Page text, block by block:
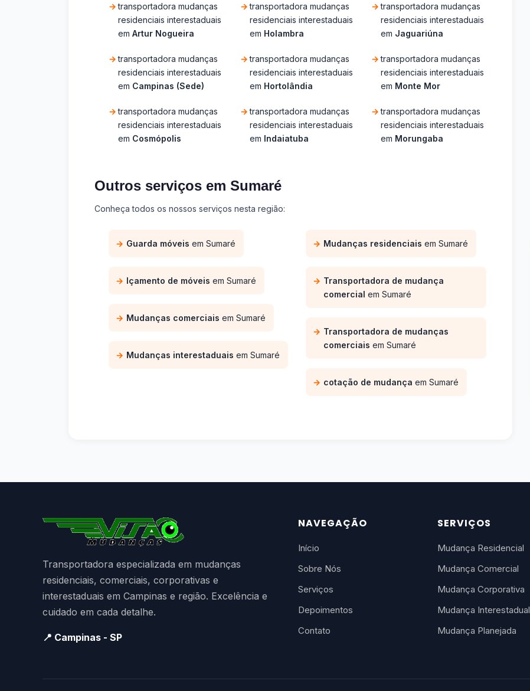
transportadora mudanças
residenciais interestaduais
em Artur Nogueira
transportadora mudanças
residenciais interestaduais
em Campinas (Sede)
transportadora mudanças
residenciais interestaduais
em Cosmópolis
transportadora mudanças
residenciais interestaduais
em Holambra
transportadora mudanças
residenciais interestaduais
em Hortolândia
transportadora mudanças
residenciais interestaduais
em Indaiatuba
transportadora mudanças
residenciais interestaduais
em Jaguariúna
transportadora mudanças
residenciais interestaduais
em Monte Mor
transportadora mudanças
residenciais interestaduais
em Morungaba
Outros serviços em Sumaré
Conheça todos os nossos serviços nesta região:
Guarda móveis em Sumaré
Içamento de móveis em Sumaré
Mudanças comerciais em Sumaré
Mudanças interestaduais em Sumaré
Mudanças residenciais em Sumaré
Transportadora de mudança
comercial em Sumaré
Transportadora de mudanças
comerciais em Sumaré
cotação de mudança em Sumaré
Transportadora especializada em mudanças
residenciais, comerciais, corporativas e
interestaduais em Campinas e região. Excelência e
cuidado em cada detalhe.
📍 Campinas - SP
NAVEGAÇÃO
Início
Sobre Nós
Serviços
Depoimentos
Contato
SERVIÇOS
Mudança Residencial
Mudança Comercial
Mudança Corporativa
Mudança Interestadual
Mudança Planejada